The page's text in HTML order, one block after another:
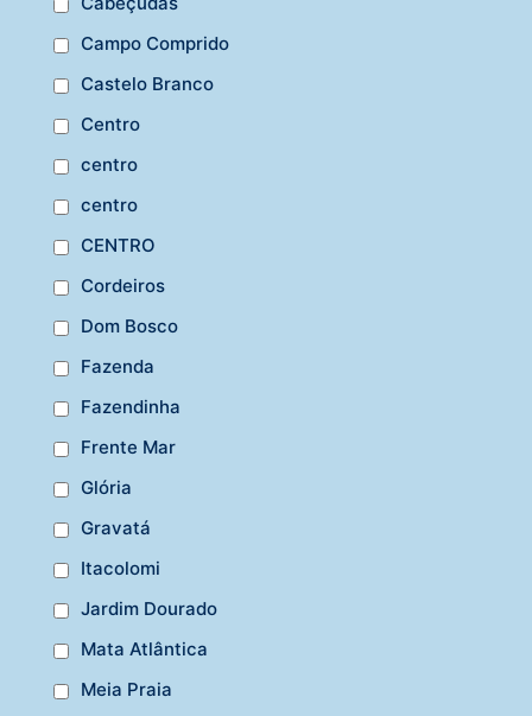
Campo Comprido
Castelo Branco
Centro
centro
centro
CENTRO
Cordeiros
Dom Bosco
Fazenda
Fazendinha
Frente Mar
Glória
Gravatá
Itacolomi
Jardim Dourado
Mata Atlântica
Meia Praia